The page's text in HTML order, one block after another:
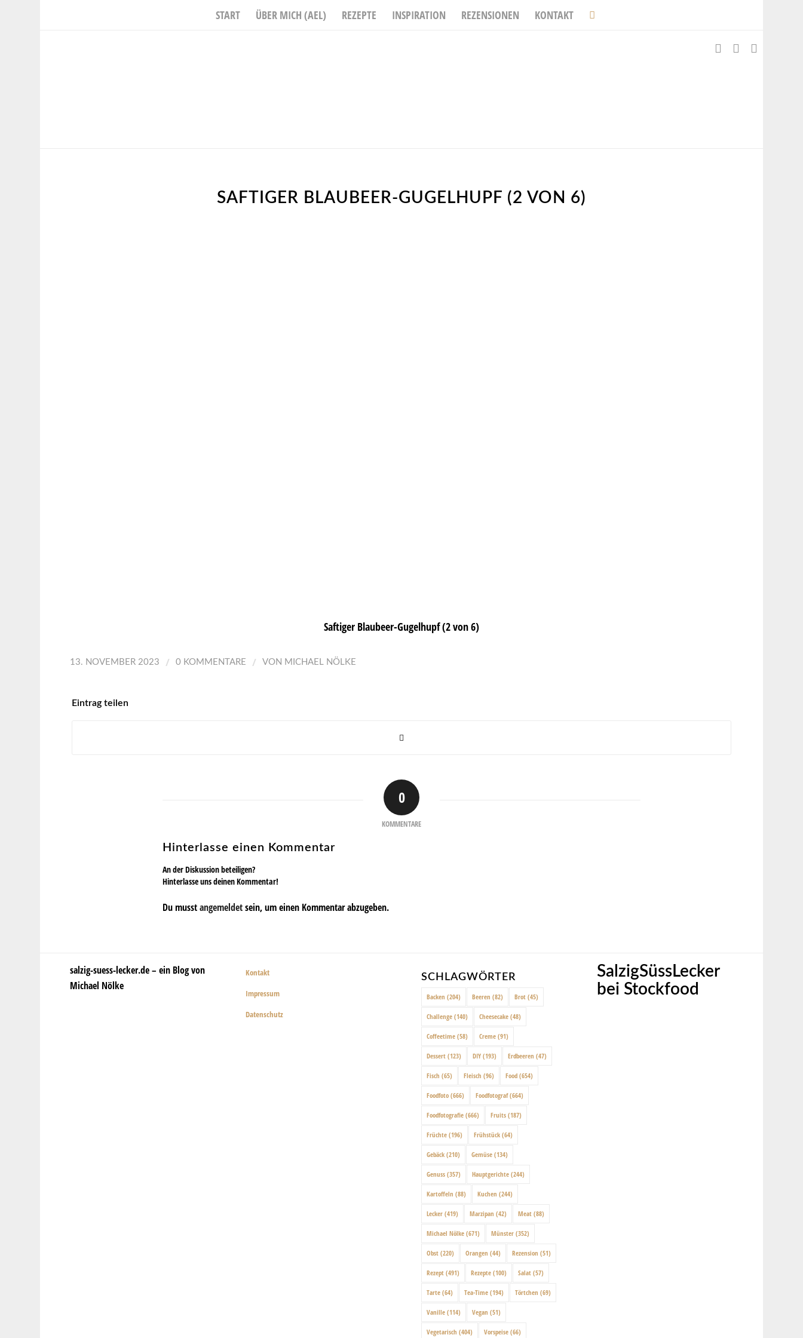
START ÜBER MICH (AEL) REZEPTE INSPIRATION REZENSIONEN KONTAKT
SAFTIGER BLAUBEER-GUGELHUPF (2 VON 6)
Saftiger Blaubeer-Gugelhupf (2 von 6)
13. NOVEMBER 2023 / 0 KOMMENTARE / VON MICHAEL NÖLKE
Eintrag teilen
0
KOMMENTARE
Hinterlasse einen Kommentar
An der Diskussion beteiligen?
Hinterlasse uns deinen Kommentar!
Du musstangemeldetsein, um einen Kommentar abzugeben.
salzig-suess-lecker.de – ein Blog von
Michael Nölke
Kontakt
Impressum
Datenschutz
SCHLAGWÖRTER
Backen (204) Beeren (82) Brot (45)
Challenge (140) Cheesecake (48)
Coffeetime (58) Creme (91)
Dessert (123) DIY (193) Erdbeeren (47)
Fisch (65) Fleisch (96) Food (654)
Foodfoto (666) Foodfotograf(664)
Foodfotografie (666) Fruits (187)
Früchte (196) Frühstück (64)
Gebäck (210) Gemüse (134)
Genuss (357) Hauptgerichte (244)
Kartoffeln (88) Kuchen (244)
Lecker (419) Marzipan (42) Meat (88)
Michael Nölke (671) Münster (352)
Obst (220) Orangen (44) Rezension (51)
Rezept (491) Rezepte (100) Salat (57)
Tarte (64) Tea-Time (194) Törtchen (69)
Vanille (114) Vegan (51)
Vegetarisch (404) Vorspeise (66)
SalzigSüssLecker
bei Stockfood